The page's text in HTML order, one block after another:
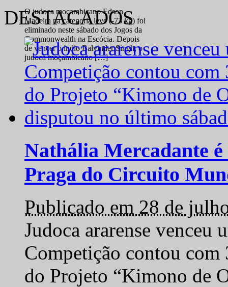
O judoca moçambicano Edson
Madeira na categoria leve (-73 kg) foi
eliminado neste sábado dos Jogos da
Commonwealth na Escócia. Depois
de vencer o índio Balvinder Singh, o
judoca moçambicano […]
DESTACADOS
Nathália Mercadante
Praga do Circuito
Publicado em 28 de
Judoca ararense venceu
Competição contou com
do Projeto “Kimono de